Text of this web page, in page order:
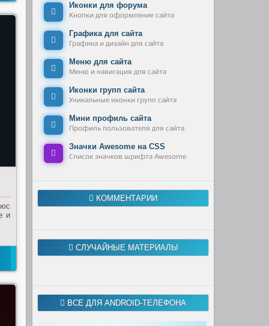
и
Иконки для форума
Кнопки для оформление сайта
Графика для сайта
Графика и дизайн для сайта
Меню для сайта
Меню и навигация для сайта
Иконки групп сайта
Уникальные иконки групп сайта
Мини профиль сайта
Профиль пользователя для сайта
Значки Awesome на CSS
Список значков шрифта Awesome
КОММЕНТАРИИ
СЛУЧАЙНЫЕ МАТЕРИАЛЫ
ВСЕ ДЛЯ ANDROID-ТЕЛЕФОНА